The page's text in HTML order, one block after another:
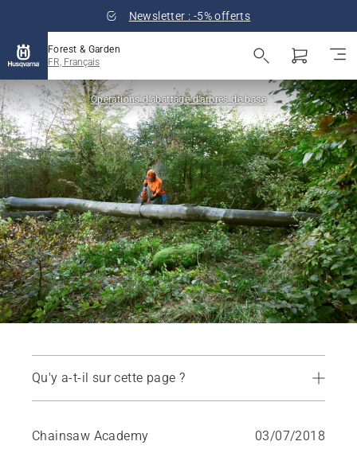
Newsletter : -5% offerts
Forest & Garden
FR, Français
Opérations d’abattage d’arbres de base
Qu'y a-t-il sur cette page ?
Compression sur le dessus
Chainsaw Academy 03/07/2018